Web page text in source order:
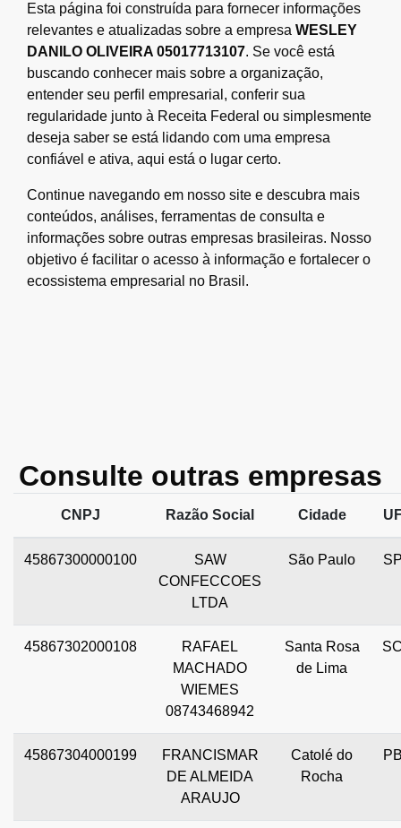
Esta página foi construída para fornecer informações
relevantes e atualizadas sobre a empresa WESLEY
DANILO OLIVEIRA 05017713107. Se você está
buscando conhecer mais sobre a organização,
entender seu perfil empresarial, conferir sua
regularidade junto à Receita Federal ou simplesmente
deseja saber se está lidando com uma empresa
confiável e ativa, aqui está o lugar certo.
Continue navegando em nosso site e descubra mais
conteúdos, análises, ferramentas de consulta e
informações sobre outras empresas brasileiras. Nosso
objetivo é facilitar o acesso à informação e fortalecer o
ecossistema empresarial no Brasil.
Consulte outras empresas
CNPJ Razão Social Cidade
45867300000100
SAW
CONFECCOES
LTDA
São Paulo
45867302000108
RAFAEL
MACHADO
WIEMES
08743468942
Santa Rosa
de Lima
45867304000199
FRANCISMAR
DE ALMEIDA
ARAUJO
Catolé do
Rocha